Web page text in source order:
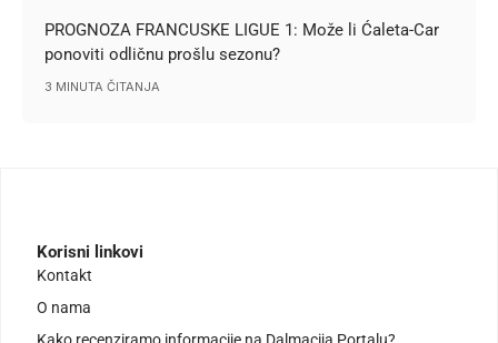
PROGNOZA FRANCUSKE LIGUE 1: Može li Ćaleta-Car
ponoviti odličnu prošlu sezonu?
3 MINUTA ČITANJA
Korisni linkovi
Kontakt
O nama